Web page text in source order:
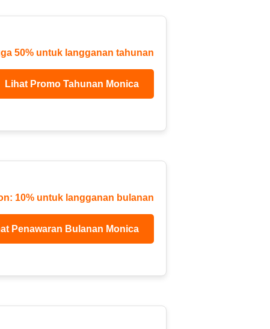
50% untuk langganan tahunan
Lihat Promo Tahunan Monica
10% untuk langganan bulanan
Penawaran Bulanan Monica